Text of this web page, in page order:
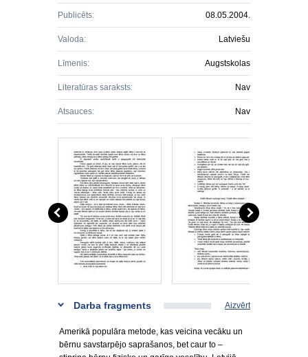
Publicēts: 08.05.2004.
Valoda: Latviešu
Līmenis: Augstskolas
Literatūras saraksts: Nav
Atsauces: Nav
Darba fragments Aizvērt
Amerikā populāra metode, kas veicina vecāku un
bērnu savstarpējo saprašanos, bet caur to –